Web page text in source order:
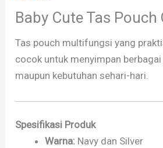
Baby Cute Tas Pouch
Tas pouch multifungsi yang
cocok untuk menyimpan
maupun kebutuhan sehari-hari.
Spesifikasi Produk
Warna: Navy dan Silver